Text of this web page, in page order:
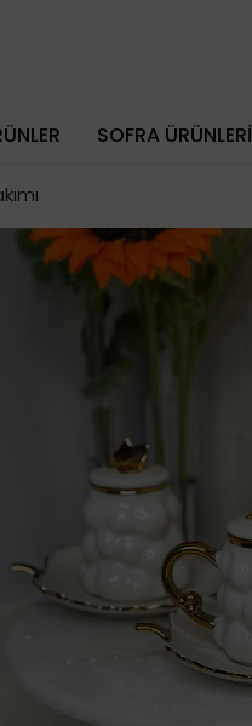
SOFRA ÜRÜNLERİ